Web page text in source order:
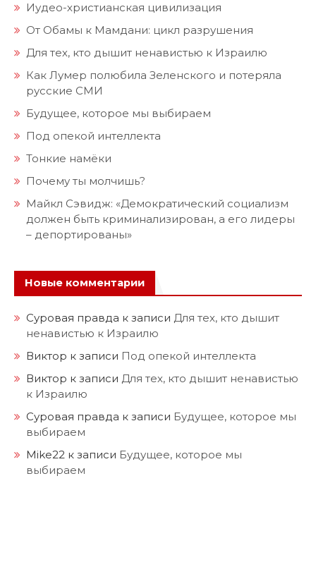
Иудео-христианская цивилизация
От Обамы к Мамдани: цикл разрушения
Для тех, кто дышит ненавистью к Израилю
Как Лумер полюбила Зеленского и потеряла
русские СМИ
Будущее, которое мы выбираем
Под опекой интеллекта
Тонкие намёки
Почему ты молчишь?
Майкл Сэвидж: «Демократический социализм
должен быть криминализирован, а его лидеры
– депортированы»
Новые комментарии
Суровая правда к записи Для тех, кто дышит
ненавистью к Израилю
Виктор к записи Под опекой интеллекта
Виктор к записи Для тех, кто дышит ненавистью
к Израилю
Суровая правда к записи Будущее, которое мы
выбираем
Mike22 к записи Будущее, которое мы
выбираем